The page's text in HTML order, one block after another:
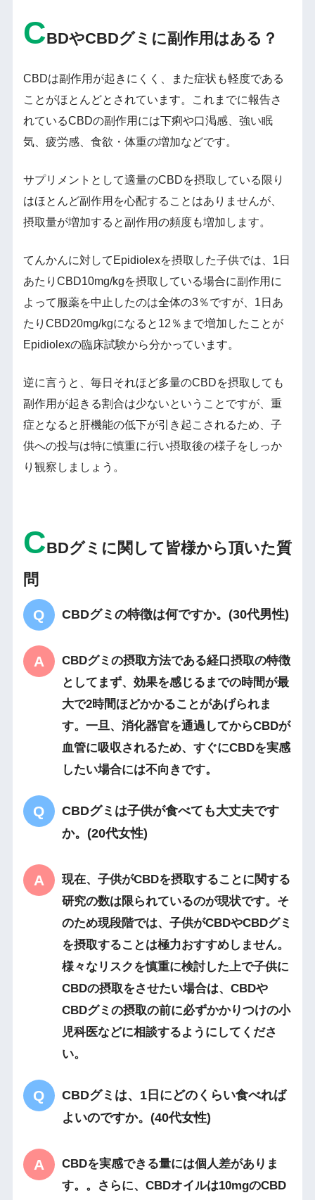
CBDやCBDグミに副作用はある？
CBDは副作用が起きにくく、また症状も軽度である
ことがほとんどとされています。これまでに報告さ
れているCBDの副作用には下痢や口渇感、強い眠
気、疲労感、食欲・体重の増加などです。
サプリメントとして適量のCBDを摂取している限り
はほとんど副作用を心配することはありませんが、
摂取量が増加すると副作用の頻度も増加します。
てんかんに対してEpidiolexを摂取した子供では、1日
あたりCBD10mg/kgを摂取している場合に副作用に
よって服薬を中止したのは全体の3％ですが、1日あ
たりCBD20mg/kgになると12％まで増加したことが
Epidiolexの臨床試験から分かっています。
逆に言うと、毎日それほど多量のCBDを摂取しても
副作用が起きる割合は少ないということですが、重
症となると肝機能の低下が引き起こされるため、子
供への投与は特に慎重に行い摂取後の様子をしっか
り観察しましょう。
CBDグミに関して皆様から頂いた質
問
CBDグミの特徴は何ですか。(30代男性)
CBDグミの摂取方法である経口摂取の特徴
としてまず、効果を感じるまでの時間が最
大で2時間ほどかかることがあげられま
す。一旦、消化器官を通過してからCBDが
血管に吸収されるため、すぐにCBDを実感
したい場合には不向きです。
CBDグミは子供が食べても大丈夫です
か。(20代女性)
現在、子供がCBDを摂取することに関する
研究の数は限られているのが現状です。そ
のため現段階では、子供がCBDやCBDグミ
を摂取することは極力おすすめしません。
様々なリスクを慎重に検討した上で子供に
CBDの摂取をさせたい場合は、CBDや
CBDグミの摂取の前に必ずかかりつけの小
児科医などに相談するようにしてくださ
い。
CBDグミは、1日にどのくらい食べれば
よいのですか。(40代女性)
CBDを実感できる量には個人差がありま
す。。さらに、CBDオイルは10mgのCBD